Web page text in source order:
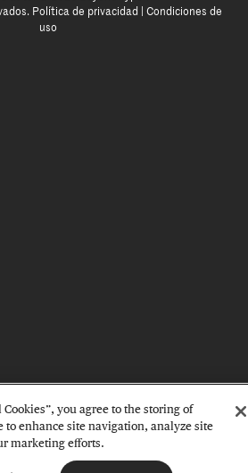
Política de privacidad
Condiciones de
uso
you agree to the storing of
to enhance site navigation, analyze site
marketing efforts.